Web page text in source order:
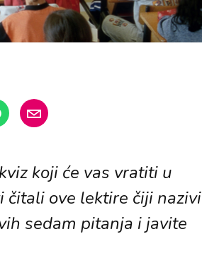
koji će vas vratiti u
čitali ove lektire čiji nazivi
sedam pitanja i javite